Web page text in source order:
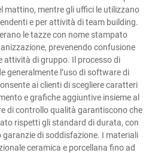
mattino, mentre gli uffici le utilizzano
e per attività di team building.
le tazze con nome stampato
prevenendo confusione
attività di gruppo. Il processo di
generalmente l’uso di software di
ai clienti di scegliere caratteri
e grafiche aggiuntive insieme al
di controllo qualità garantiscono che
rispetti gli standard di durata, con
di soddisfazione. I materiali
ceramica e porcellana fino ad